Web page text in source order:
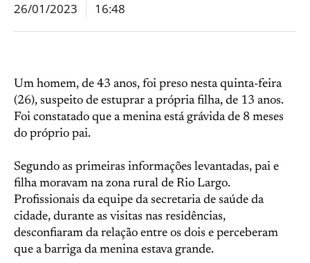
26/01/2023
16:48
Um homem, de 43 anos, foi preso nesta quinta-feira
(26), suspeito de estuprar a própria filha, de 13 anos.
Foi constatado que a menina está grávida de 8 meses
do próprio pai.
Segundo as primeiras informações levantadas, pai e
filha moravam na zona rural de Rio Largo.
Profissionais da equipe da secretaria de saúde da
cidade, durante as visitas nas residências,
desconfiaram da relação entre os dois e perceberam
que a barriga da menina estava grande.